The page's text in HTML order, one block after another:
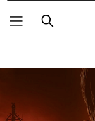
Arama